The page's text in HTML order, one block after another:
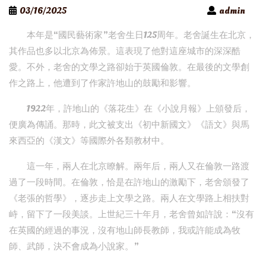
03/16/2025
admin
本年是“國民藝術家”老舍生日125周年。老舍誕生在北京，
其作品也多以北京為佈景。這表現了他對這座城市的深深酷
愛。不外，老舍的文學之路卻始于英國倫敦。在最後的文學創
作之路上，他遭到了作家許地山的鼓勵和影響。
1922年，許地山的《落花生》在《小說月報》上頒發后，
便廣為傳誦。那時，此文被支出《初中新國文》《語文》與馬
來西亞的《漢文》等國際外各類教材中。
這一年，兩人在北京瞭解。兩年后，兩人又在倫敦一路渡
過了一段時間。在倫敦，恰是在許地山的激勵下，老舍頒發了
《老張的哲學》，逐步走上文學之路。兩人在文學路上相扶對
峙，留下了一段美談。上世紀三十年月，老舍曾如許說：“沒有
在英國的經過的事況，沒有地山師長教師，我或許能成為牧
師、武師，決不會成為小說家。”